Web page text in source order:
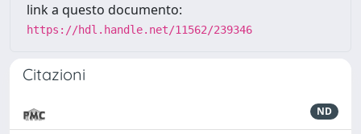
link a questo documento:
https://hdl.handle.net/11562/239346
Citazioni
ND